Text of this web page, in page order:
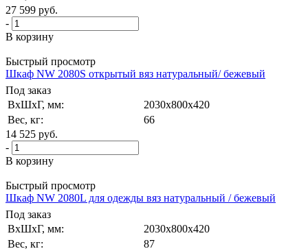
27 599 руб.
-
В корзину
Быстрый просмотр
Шкаф NW 2080S открытый вяз натуральный/ бежевый
Под заказ
ВxШxГ, мм:
2030x800x420
Вес, кг:
66
14 525 руб.
-
В корзину
Быстрый просмотр
Шкаф NW 2080L для одежды вяз натуральный / бежевый
Под заказ
ВxШxГ, мм:
2030x800x420
Вес, кг:
87